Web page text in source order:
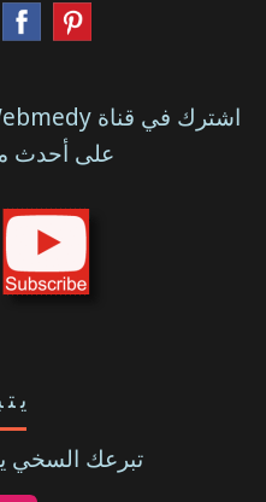
على أحدث
تبرعك السخي